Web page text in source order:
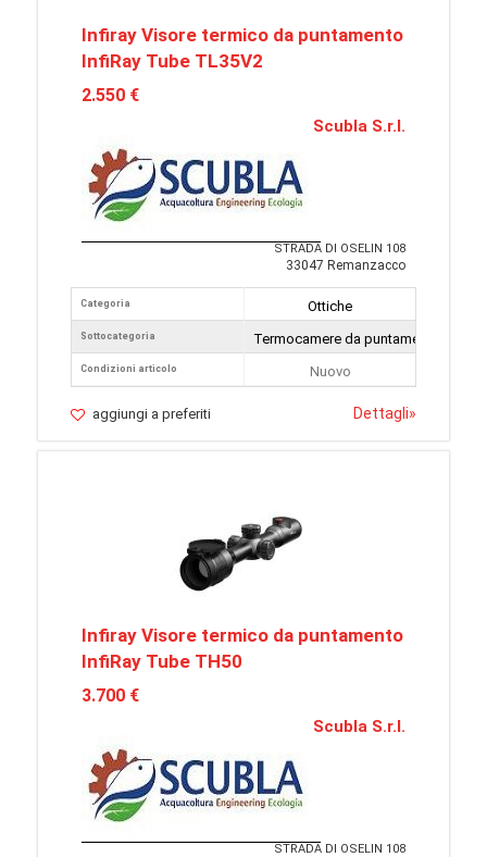
Infiray Visore termico da puntamento
InfiRay Tube TL35V2
2.550 €
Scubla S.r.l.
STRADA DI OSELIN 108
33047 Remanzacco
Categoria
Sottocategoria
Condizioni articolo
Ottiche
Termocamere da puntamento
Nuovo
aggiungi a preferiti Dettagli»
Infiray Visore termico da puntamento
InfiRay Tube TH50
3.700 €
Scubla S.r.l.
STRADA DI OSELIN 108